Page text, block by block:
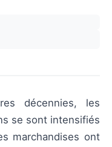
décennies, les
se sont intensifiés
marchandises ont